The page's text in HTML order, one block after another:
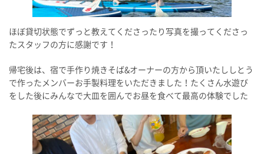
ほぼ貸切状態でずっと教えてくださったり写真を撮ってくださっ
たスタッフの方に感謝です！
帰宅後は、宿で手作り焼きそば&オーナーの方から頂いたししとう
で作ったメンバーお手製料理をいただきました！たくさん水遊び
をした後にみんなで大皿を囲んでお昼を食べて最高の体験でした